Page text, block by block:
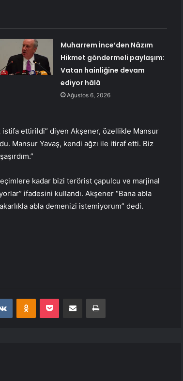
Muharrem İnce’den Nâzım
Hikmet göndermeli paylaşım:
Vatan hainliğine devam
ediyor hâlâ
Ağustos 6, 2026
istifa ettirildi” diyen Akşener, özellikle Mansur
Mansur Yavaş, kendi ağzı ile itiraf etti. Biz
kadar bizi terörist çapulcu ve marjinal
ifadesini kullandı. Akşener “Bana abla
abla demenizi istemiyorum” dedi.
VKontakteOdnoklassniki
Pocket E-Posta ile paylaş Yazdır